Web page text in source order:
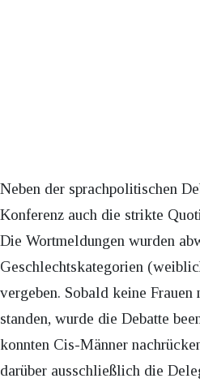
Neben der sprachpolitischen
Konferenz auch die strikte
Die Wortmeldungen wurden
Geschlechtskategorien
vergeben. Sobald keine Frauen
standen, wurde die Debatte
konnten Cis-Männer
darüber ausschließlich die